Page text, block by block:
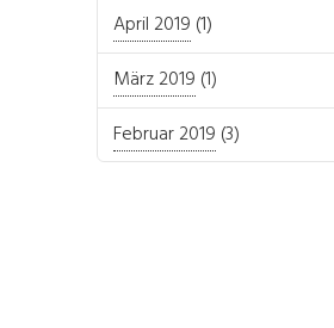
April 2019 (1)
März 2019 (1)
Februar 2019 (3)